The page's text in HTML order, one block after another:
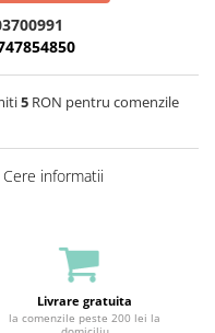
5RON pentru comenzile
informatii
Livrare gratuita
la comenzile peste 200 lei la